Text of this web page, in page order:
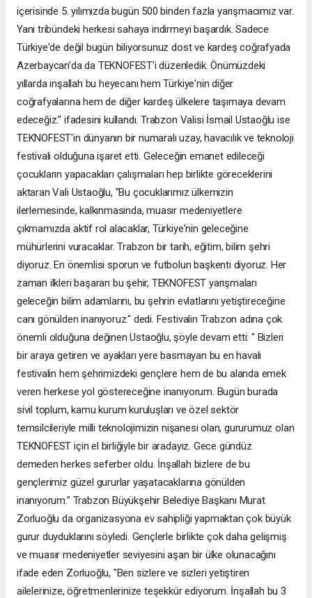
içerisinde 5. yılımızda bugün 500 binden fazla yarışmacımız var.
Yani tribündeki herkesi sahaya indirmeyi başardık. Sadece
Türkiye'de değil bugün biliyorsunuz dost ve kardeş coğrafyada
Azerbaycan'da da TEKNOFEST'i düzenledik. Önümüzdeki
yıllarda inşallah bu heyecanı hem Türkiye'nin diğer
coğrafyalarına hem de diğer kardeş ülkelere taşımaya devam
edeceğiz." ifadesini kullandı. Trabzon Valisi İsmail Ustaoğlu ise
TEKNOFEST'in dünyanın bir numaralı uzay, havacılık ve teknoloji
festivali olduğuna işaret etti. Geleceğin emanet edileceği
çocukların yapacakları çalışmaları hep birlikte göreceklerini
aktaran Vali Ustaoğlu, "Bu çocuklarımız ülkemizin
ilerlemesinde, kalkınmasında, muasır medeniyetlere
çıkmamızda aktif rol alacaklar, Türkiye'nin geleceğine
mühürlerini vuracaklar. Trabzon bir tarih, eğitim, bilim şehri
diyoruz. En önemlisi sporun ve futbolun başkenti diyoruz. Her
zaman ilkleri başaran bu şehir, TEKNOFEST yarışmaları
geleceğin bilim adamlarını, bu şehrin evlatlarını yetiştireceğine
canı gönülden inanıyoruz." dedi. Festivalin Trabzon adına çok
önemli olduğuna değinen Ustaoğlu, şöyle devam etti: " Bizleri
bir araya getiren ve ayakları yere basmayan bu en havalı
festivalin hem şehrimizdeki gençlere hem de bu alanda emek
veren herkese yol göstereceğine inanıyorum. Bugün burada
sivil toplum, kamu kurum kuruluşları ve özel sektör
temsilcileriyle milli teknolojimizin nişanesi olan, gururumuz olan
TEKNOFEST için el birliğiyle bir aradayız. Gece gündüz
demeden herkes seferber oldu. İnşallah bizlere de bu
gençlerimiz güzel gururlar yaşatacaklarına gönülden
inanıyorum." Trabzon Büyükşehir Belediye Başkanı Murat
Zorluoğlu da organizasyona ev sahipliği yapmaktan çok büyük
gurur duyduklarını söyledi. Gençlerle birlikte çok daha gelişmiş
ve muasır medeniyetler seviyesini aşan bir ülke olunacağını
ifade eden Zorluoğlu, "Ben sizlere ve sizleri yetiştiren
ailelerinize, öğretmenlerinize teşekkür ediyorum. İnşallah bu 3